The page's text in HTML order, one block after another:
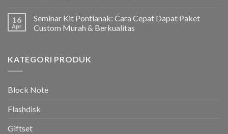
16
Apr
Seminar Kit Pontianak: Cara Cepat Dapat Paket
Custom Murah & Berkualitas
KATEGORI PRODUK
Block Note
Flashdisk
Giftset